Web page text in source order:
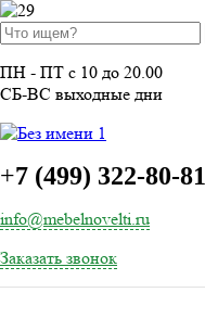
ПН - ПТ с 10 до 20.00
СБ-ВС выходные дни
+7 (499) 322-80-81
info@mebelnovelti.ru
Заказать звонок